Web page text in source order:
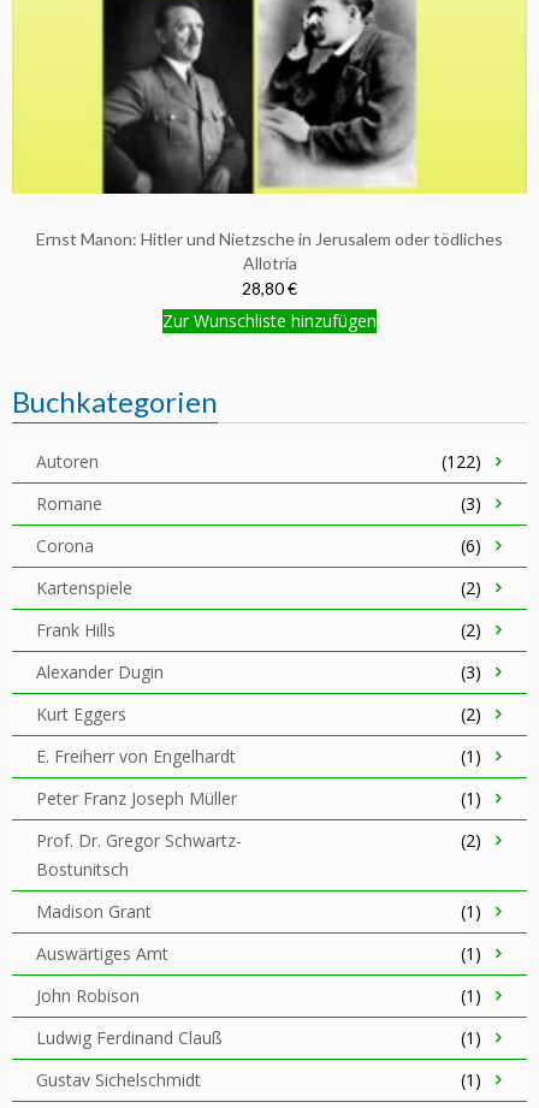
Ernst Manon: Hitler und Nietzsche in Jerusalem oder tödliches
Allotria
28,80 €
Zur Wunschliste hinzufügen
Buchkategorien
Autoren
(122)
Romane
(3)
Corona
(6)
Kartenspiele
(2)
Frank Hills
(2)
Alexander Dugin
(3)
Kurt Eggers
(2)
E. Freiherr von Engelhardt
(1)
Peter Franz Joseph Müller
(1)
Prof. Dr. Gregor Schwartz-
Bostunitsch
(2)
Madison Grant
(1)
Auswärtiges Amt
(1)
John Robison
(1)
Ludwig Ferdinand Clauß
(1)
Gustav Sichelschmidt
(1)